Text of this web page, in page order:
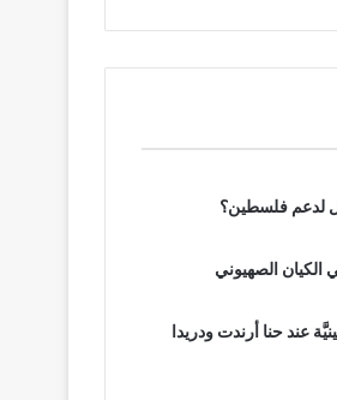
لدعم فلسطين؟
الكيان الصهيوني
عند حنا أرندت ودريدا